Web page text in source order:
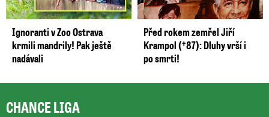
Ignoranti v Zoo Ostrava
krmili mandrily! Pak ještě
nadávali
Před rokem zemřel Jiří
Krampol (†87): Dluhy vrší i
po smrti!
CHANCE LIGA